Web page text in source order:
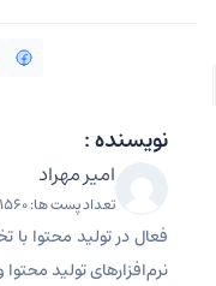
نویسنده :
امیر مهراد
تعداد پست ها: 1560
فعال در تولید محتوا
نرم‌افزارهای تولید